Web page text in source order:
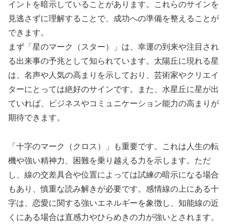
イントを暗示していることがあります。これらのサインを
見逃さずに理解することで、成功への準備を整えることが
できます。
まず「星のマーク（スター）」は、幸運の到来や注目され
る出来事の予兆として知られています。太陽丘に現れる星
は、名声や人気の高まりを示しており、芸術家やクリエイ
ターにとっては絶好のサインです。また、水星丘に星が出
ていれば、ビジネスやコミュニケーション能力の高まりが
期待できます。
「十字のマーク（クロス）」も重要です。これは人生の転
機や強い精神力、困難を乗り越える力を示します。ただ
し、線の交差具合や位置によっては試練の暗示になる場合
もあり、慎重な読み解きが必要です。感情線の上にある十
字は、恋愛に関する強いエネルギーを象徴し、知能線の近
くにある場合は直感力やひらめきの力が強いとされます。